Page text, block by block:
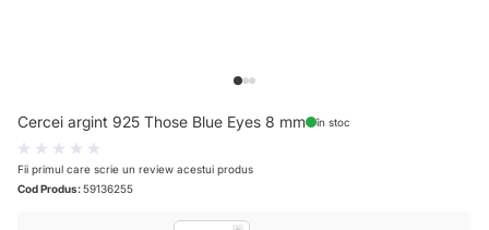
Cercei argint 925 Those Blue Eyes 8 mm în stoc
Fii primul care scrie un review acestui produs
Cod Produs:59136255